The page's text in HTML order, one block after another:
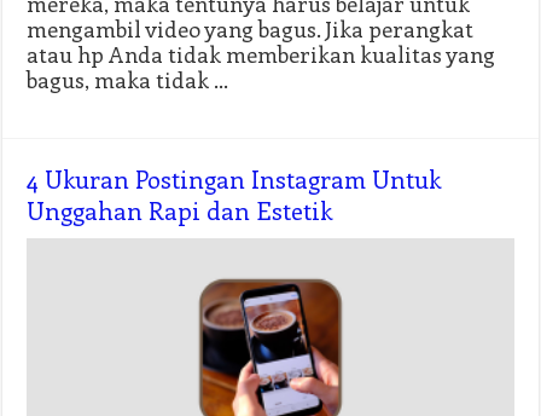
mengambil video yang bagus. Jika perangkat
atau hp Anda tidak memberikan kualitas yang
bagus, maka tidak …
4 Ukuran Postingan Instagram Untuk
Unggahan Rapi dan Estetik